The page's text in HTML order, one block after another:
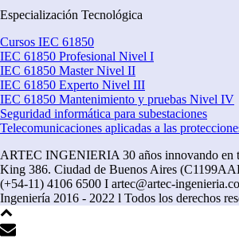
Especialización Tecnológica
Cursos IEC 61850
IEC 61850 Profesional Nivel I
IEC 61850 Master Nivel II
IEC 61850 Experto Nivel III
IEC 61850 Mantenimiento y pruebas Nivel IV
Seguridad informática para subestaciones
Telecomunicaciones aplicadas a las
ARTEC INGENIERIA 30 años innovando en
King 386. Ciudad de Buenos Aires
(+54-11) 4106 6500 I artec@artec-
Ingeniería 2016 - 2022 l Todos los derechos